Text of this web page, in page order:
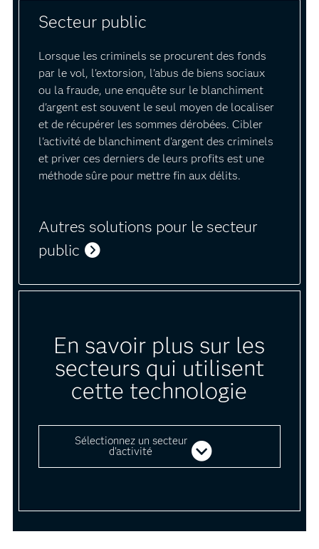
Secteur public
Lorsque les criminels se procurent des fonds
par le vol, l'extorsion, l'abus de biens sociaux
ou la fraude, une enquête sur le blanchiment
d'argent est souvent le seul moyen de localiser
et de récupérer les sommes dérobées. Cibler
l'activité de blanchiment d'argent des criminels
et priver ces derniers de leurs profits est une
méthode sûre pour mettre fin aux délits.
Autres solutions pour le secteur
public
En savoir plus sur les
secteurs qui utilisent
cette technologie
Sélectionnez un secteur
d'activité